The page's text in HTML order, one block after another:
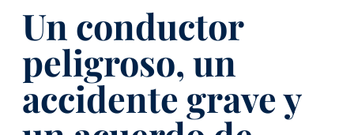
Un conductor
peligroso, un
accidente grave y